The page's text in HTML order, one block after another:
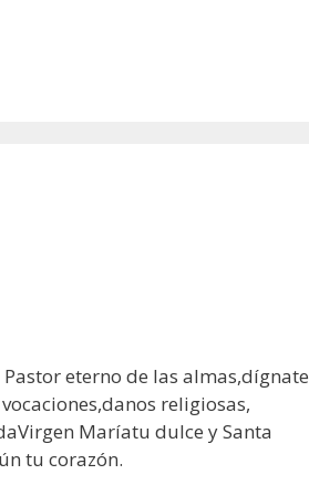
Pastor eterno de las almas,dígnate
religiosas,
Maríatu dulce y Santa
tu corazón.